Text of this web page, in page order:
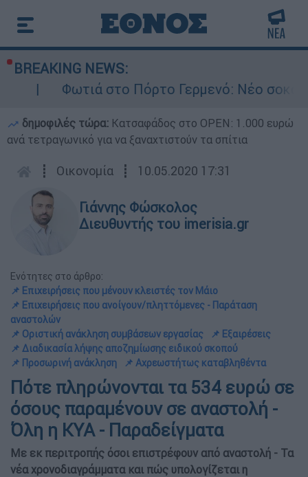
BREAKING NEWS:
στο Πόρτο Γερμενό: Νέο σοκαριστικό βίντεο
δημοφιλές τώρα: Κατσαφάδος στο OPEN: 1.000 ευρώ
ανά τετραγωνικό για να ξαναχτιστούν τα σπίτια
┋ Οικονομία ┋ 10.05.2020 17:31
Γιάννης Φώσκολος
Διευθυντής του imerisia.gr
Ενότητες στο άρθρο:
📌 Επιχειρήσεις που μένουν κλειστές τον Μάιο
📌 Επιχειρήσεις που ανοίγουν/πληττόμενες - Παράταση
αναστολών
📌 Οριστική ανάκληση συμβάσεων εργασίας
📌 Εξαιρέσεις
📌 Διαδικασία λήψης αποζημίωσης ειδικού σκοπού
📌 Προσωρινή ανάκληση
📌 Αχρεωστήτως καταβληθέντα
Πότε πληρώνονται τα 534 ευρώ σε
όσους παραμένουν σε αναστολή -
Όλη η ΚΥΑ - Παραδείγματα
Με εκ περιτροπής όσοι επιστρέφουν από αναστολή - Τα
νέα χρονοδιαγράμματα και πώς υπολογίζεται η